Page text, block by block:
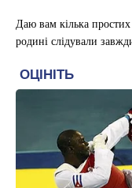
Даю вам кілька
родині слідували